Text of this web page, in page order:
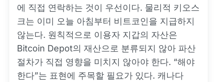
에 직접 연락하는 것이 우선이다. 물리적 키오스
크는 이미 오늘 아침부터 비트코인을 지급하지
않는다. 원칙적으로 이용자 지갑의 자산은
Bitcoin Depot의 재산으로 분류되지 않아 파산
절차가 직접 영향을 미치지 않아야 한다. “해야
한다”는 표현에 주목할 필요가 있다. 캐나다